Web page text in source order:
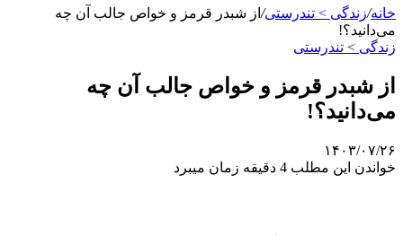
خانه/زندگی > تندرستی/ از شبدر قرمز و خواص جالب آن چه
می‌دانید؟!
زندگی > تندرستی
از شبدر قرمز و خواص جالب آن چه
می‌دانید؟!
۱۴۰۳/۰۷/۲۶
خواندن این مطلب 4 دقیقه زمان میبرد